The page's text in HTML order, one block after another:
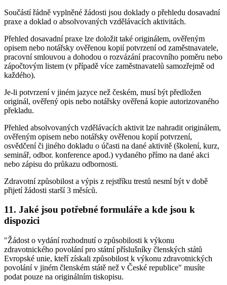
Součástí řádně vyplněné žádosti jsou doklady o přehledu dosavadní
praxe a doklad o absolvovaných vzdělávacích aktivitách.
Přehled dosavadní praxe lze doložit také originálem, ověřeným
opisem nebo notářsky ověřenou kopií potvrzení od zaměstnavatele,
pracovní smlouvou a dohodou o rozvázání pracovního poměru nebo
zápočtovým listem (v případě více zaměstnavatelů samozřejmě od
každého).
Je-li potvrzení v jiném jazyce než českém, musí být předložen
originál, ověřený opis nebo notářsky ověřená kopie autorizovaného
překladu.
Přehled absolvovaných vzdělávacích aktivit lze nahradit originálem,
ověřeným opisem nebo notářsky ověřenou kopií potvrzení,
osvědčení či jiného dokladu o účasti na dané aktivitě (školení, kurz,
seminář, odbor. konference apod.) vydaného přímo na dané akci
nebo zápisu do průkazu odbornosti.
Zdravotní způsobilost a výpis z rejstříku trestů nesmí být v době
přijetí žádosti starší 3 měsíců.
11. Jaké jsou potřebné formuláře a kde jsou k
dispozici
"Žádost o vydání rozhodnutí o způsobilosti k výkonu
zdravotnického povolání pro státní příslušníky členských států
Evropské unie, kteří získali způsobilost k výkonu zdravotnických
povolání v jiném členském státě než v České republice" musíte
podat pouze na originálním tiskopisu.